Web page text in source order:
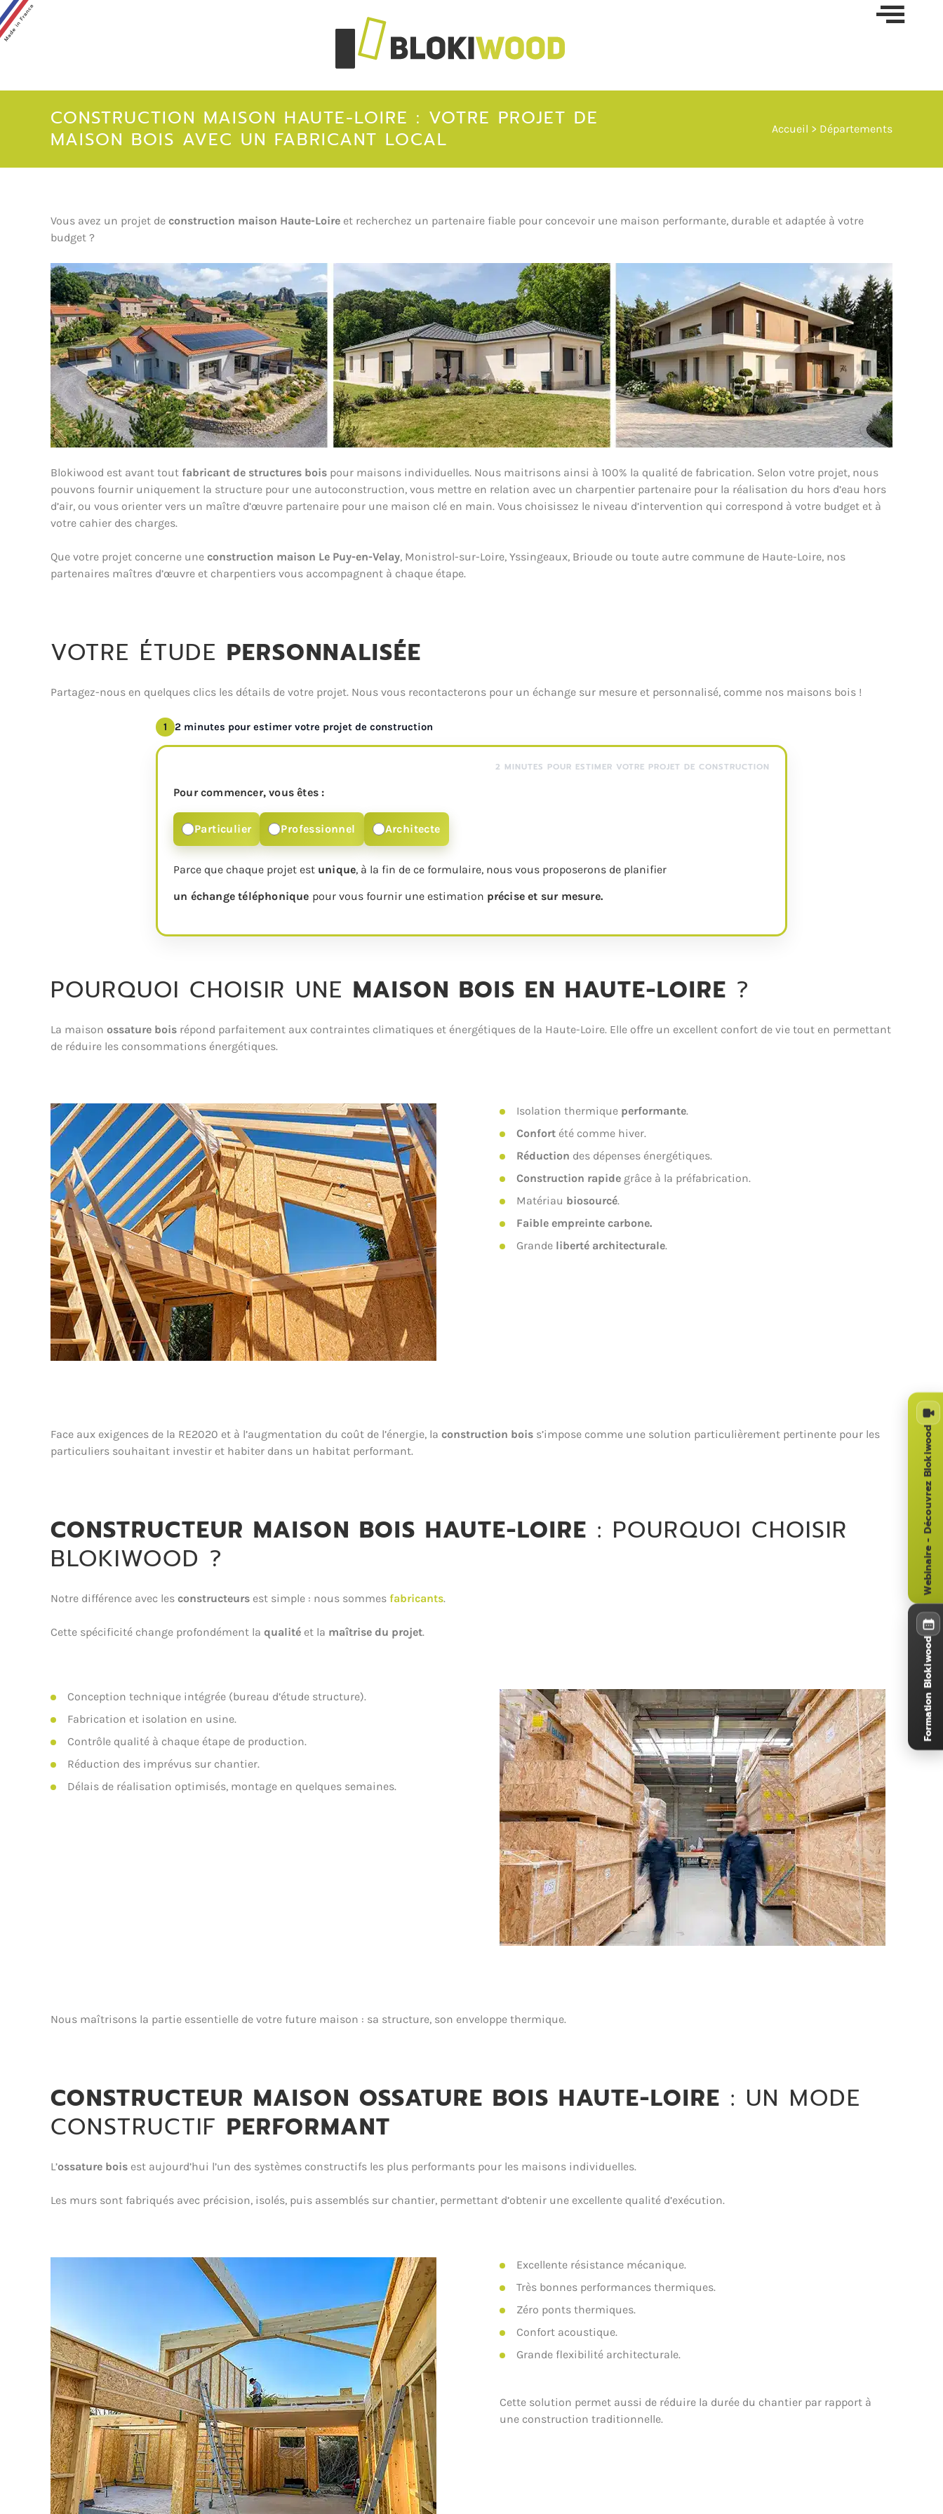
Webinaire - Découvrez Blokiwood
Formation Blokiwood
CONSTRUCTION MAISON HAUTE-LOIRE : VOTRE PROJET DE
MAISON BOIS AVEC UN FABRICANT LOCAL
Accueil > Départements
Vous avez un projet de construction maison Haute-Loire et recherchez un partenaire fiable pour concevoir une maison performante, durable et adaptée à votre
budget ?
Blokiwood est avant tout fabricant de structures bois pour maisons individuelles. Nous maitrisons ainsi à 100% la qualité de fabrication. Selon votre projet, nous
pouvons fournir uniquement la structure pour une autoconstruction, vous mettre en relation avec un charpentier partenaire pour la réalisation du hors d’eau hors
d’air, ou vous orienter vers un maître d’œuvre partenaire pour une maison clé en main. Vous choisissez le niveau d’intervention qui correspond à votre budget et à
votre cahier des charges.
Que votre projet concerne une construction maison Le Puy-en-Velay, Monistrol-sur-Loire, Yssingeaux, Brioude ou toute autre commune de Haute-Loire, nos
partenaires maîtres d’œuvre et charpentiers vous accompagnent à chaque étape.
VOTRE ÉTUDE PERSONNALISÉE
Partagez-nous en quelques clics les détails de votre projet. Nous vous recontacterons pour un échange sur mesure et personnalisé, comme nos maisons bois !
1 2 minutes pour estimer votre projet de construction
2 MINUTES POUR ESTIMER VOTRE PROJET DE CONSTRUCTION
Pour commencer, vous êtes :
Particulier Professionnel Architecte
Parce que chaque projet est unique, à la fin de ce formulaire, nous vous proposerons de planifier
un échange téléphonique pour vous fournir une estimation précise et sur mesure.
POURQUOI CHOISIR UNE MAISON BOIS EN HAUTE-LOIRE ?
La maison ossature bois répond parfaitement aux contraintes climatiques et énergétiques de la Haute-Loire. Elle offre un excellent confort de vie tout en permettant
de réduire les consommations énergétiques.
Isolation thermique performante.
Confort été comme hiver.
Réduction des dépenses énergétiques.
Construction rapide grâce à la préfabrication.
Matériau biosourcé.
Faible empreinte carbone.
Grande liberté architecturale.
Face aux exigences de la RE2020 et à l’augmentation du coût de l’énergie, la construction bois s’impose comme une solution particulièrement pertinente pour les
particuliers souhaitant investir et habiter dans un habitat performant.
CONSTRUCTEUR MAISON BOIS HAUTE-LOIRE : POURQUOI CHOISIR
BLOKIWOOD ?
Notre différence avec les constructeurs est simple : nous sommes fabricants.
Cette spécificité change profondément la qualité et la maîtrise du projet.
Conception technique intégrée (bureau d’étude structure).
Fabrication et isolation en usine.
Contrôle qualité à chaque étape de production.
Réduction des imprévus sur chantier.
Délais de réalisation optimisés, montage en quelques semaines.
Nous maîtrisons la partie essentielle de votre future maison : sa structure, son enveloppe thermique.
CONSTRUCTEUR MAISON OSSATURE BOIS HAUTE-LOIRE : UN MODE
CONSTRUCTIF PERFORMANT
L’ossature bois est aujourd’hui l’un des systèmes constructifs les plus performants pour les maisons individuelles.
Les murs sont fabriqués avec précision, isolés, puis assemblés sur chantier, permettant d’obtenir une excellente qualité d’exécution.
Excellente résistance mécanique.
Très bonnes performances thermiques.
Zéro ponts thermiques.
Confort acoustique.
Grande flexibilité architecturale.
Cette solution permet aussi de réduire la durée du chantier par rapport à
une construction traditionnelle.